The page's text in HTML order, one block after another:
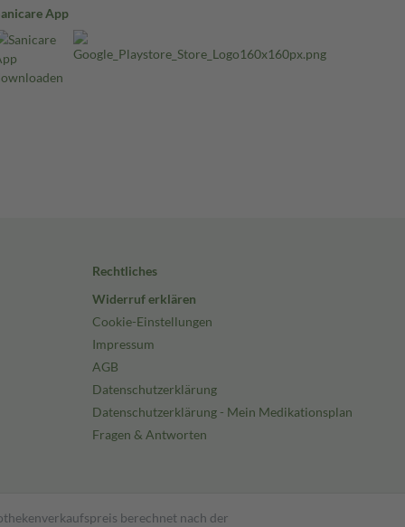
App
Rechtliches
Widerruf erklären
Cookie-Einstellungen
Impressum
AGB
Datenschutzerklärung
Datenschutzerklärung - Mein Medikationsplan
Fragen & Antworten
berechnet nach der